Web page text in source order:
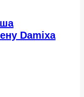
Damixa